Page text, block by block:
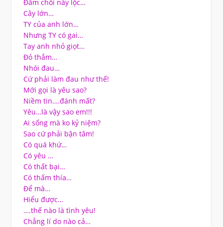
Đâm chồi nẩy lộc…
Cây lớn…
TY của anh lớn…
Nhưng TY có gai…
Tay anh nhỏ giọt…
Đỏ thắm…
Nhói đau…
Cứ phải làm đau như thế!
Mới gọi là yêu sao?
Niềm tin….đánh mất?
Yêu…là vậy sao em!!!
Ai sống mà ko kỷ niệm?
Sao cứ phải bận tâm!
Có quá khứ…
Có yêu …
Có thất bại…
Có thấm thía…
Để mà…
Hiểu được…
….thế nào là tình yêu!
Chẳng lí do nào cả…